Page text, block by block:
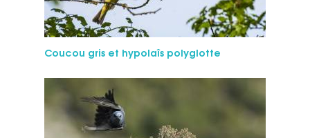
Cou­cou gris et hypolaîs polyglotte